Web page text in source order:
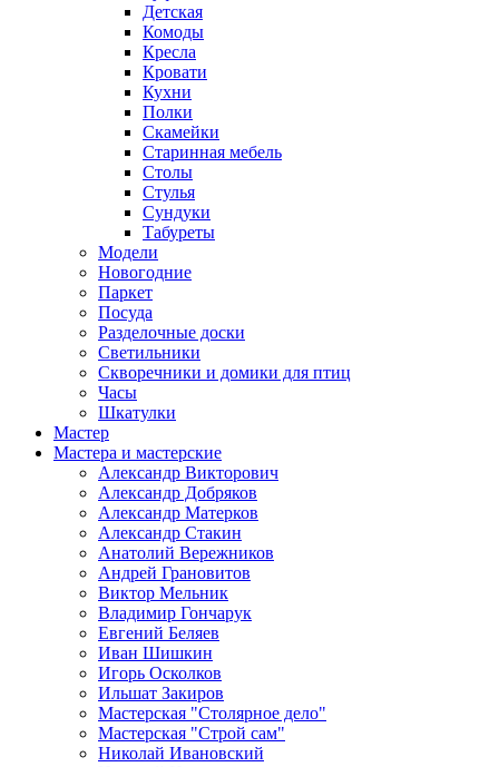
Детская
Комоды
Кресла
Кровати
Кухни
Полки
Скамейки
Старинная мебель
Столы
Стулья
Сундуки
Табуреты
Модели
Новогодние
Паркет
Посуда
Разделочные доски
Светильники
Скворечники и домики для птиц
Часы
Шкатулки
Мастер
Мастера и мастерские
Александр Викторович
Александр Добряков
Александр Матерков
Александр Стакин
Анатолий Вережников
Андрей Грановитов
Виктор Мельник
Владимир Гончарук
Евгений Беляев
Иван Шишкин
Игорь Осколков
Ильшат Закиров
Мастерская "Столярное дело"
Мастерская "Строй сам"
Николай Ивановский